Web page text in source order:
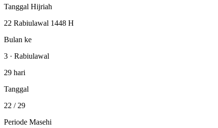
Tanggal Hijriah
22 Rabiulawal 1448 H
Bulan ke
3 · Rabiulawal
29 hari
Tanggal
22 / 29
Periode Masehi